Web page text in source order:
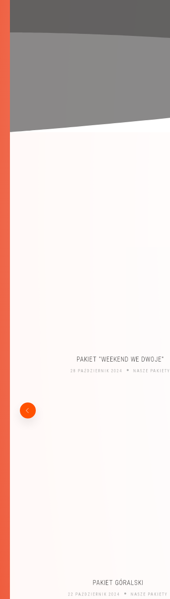
PAKIET "WEEKEND WE DWOJE"
28 PAŹDZIERNIK 2024 NASZE PAKIETY
PAKIET GÓRALSKI
22 PAŹDZIERNIK 2024 NASZE PAKIETY